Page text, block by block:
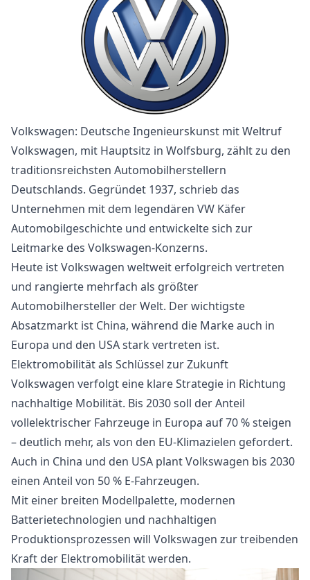
Volkswagen: Deutsche Ingenieurskunst mit Weltruf
Volkswagen, mit Hauptsitz in Wolfsburg, zählt zu den
traditionsreichsten Automobilherstellern
Deutschlands. Gegründet 1937, schrieb das
Unternehmen mit dem legendären VW Käfer
Automobilgeschichte und entwickelte sich zur
Leitmarke des Volkswagen-Konzerns.
Heute ist Volkswagen weltweit erfolgreich vertreten
und rangierte mehrfach als größter
Automobilhersteller der Welt. Der wichtigste
Absatzmarkt ist China, während die Marke auch in
Europa und den USA stark vertreten ist.
Elektromobilität als Schlüssel zur Zukunft
Volkswagen verfolgt eine klare Strategie in Richtung
nachhaltige Mobilität. Bis 2030 soll der Anteil
vollelektrischer Fahrzeuge in Europa auf 70 % steigen
– deutlich mehr, als von den EU-Klimazielen gefordert.
Auch in China und den USA plant Volkswagen bis 2030
einen Anteil von 50 % E-Fahrzeugen.
Mit einer breiten Modellpalette, modernen
Batterietechnologien und nachhaltigen
Produktionsprozessen will Volkswagen zur treibenden
Kraft der Elektromobilität werden.